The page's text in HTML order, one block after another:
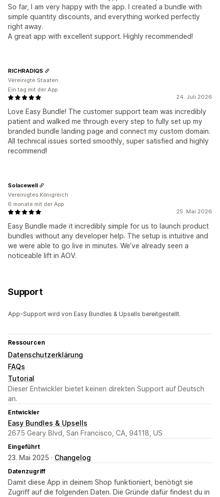
So far, I am very happy with the app. I created a bundle with
simple quantity discounts, and everything worked perfectly
right away.
A great app with excellent support. Highly recommended!
24. Juli 2026
Love Easy Bundle! The customer support team was incredibly
patient and walked me through every step to fully set up my
branded bundle landing page and connect my custom domain.
All technical issues sorted smoothly, super satisfied and highly
recommend!
RICHRADIQS
Vereinigte Staaten
Ein tag mit der App
25. Mai 2026
Easy Bundle made it incredibly simple for us to launch product
bundles without any developer help. The setup is intuitive and
we were able to go live in minutes. We’ve already seen a
noticeable lift in AOV.
Solacewell
Vereinigtes Königreich
6 monate mit der App
Support
App-Support wird von Easy Bundles & Upsells bereitgestellt.
Ressourcen
Datenschutzerklärung
FAQs
Tutorial
Dieser Entwickler bietet keinen direkten Support auf Deutsch
an.
Entwickler
Easy Bundles & Upsells
2675 Geary Blvd, San Francisco, CA, 94118, US
Eingeführt
23. Mai 2025 · Changelog
Datenzugriff
Damit diese App in deinem Shop funktioniert, benötigt sie
Zugriff auf die folgenden Daten. Die Gründe dafür findest du in